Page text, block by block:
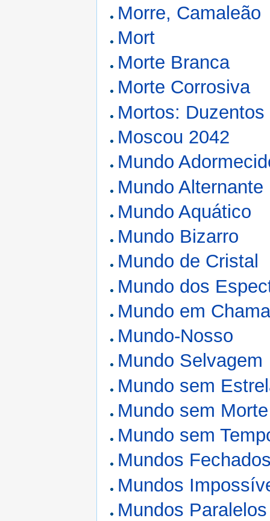
Morre, Camaleão
Mort
Morte Branca
Morte Corrosiva
Mortos:
Moscou 2042
Mundo
Mundo Alternante
Mundo Aquático
Mundo Bizarro
Mundo de Cristal
Mundo dos
Mundo em
Mundo-Nosso
Mundo Selvagem
Mundo sem
Mundo sem Morte
Mundo sem
Mundos
Mundos
Mundos Paralelos